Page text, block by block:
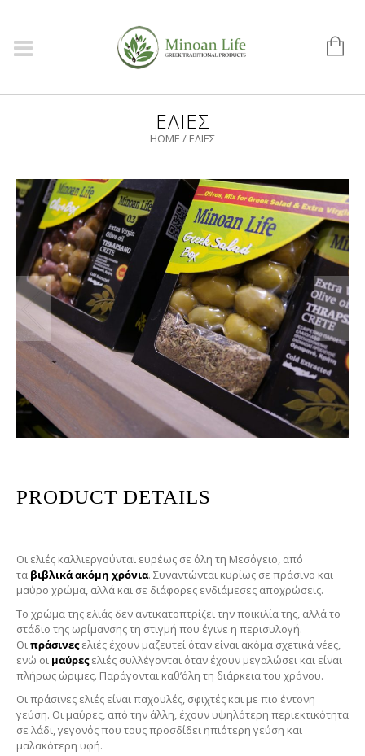
ΕΛΙΈΣ
HOME / ΕΛΙΈΣ
PRODUCT DETAILS
Οι ελιές καλλιεργούνται ευρέως σε όλη τη Μεσόγειο, από
τα βιβλικά ακόμη χρόνια. Συναντώνται κυρίως σε πράσινο και
μαύρο χρώμα, αλλά και σε διάφορες ενδιάμεσες αποχρώσεις.
Το χρώμα της ελιάς δεν αντικατοπτρίζει την ποικιλία της, αλλά το
στάδιο της ωρίμανσης τη στιγμή που έγινε η περισυλογή.
Οιπράσινεςελιές έχουν μαζευτεί όταν είναι ακόμα σχετικά νέες,
ενώ οι μαύρεςελιές συλλέγονται όταν έχουν μεγαλώσει και είναι
πλήρως ώριμες. Παράγονται καθ’όλη τη διάρκεια του χρόνου.
Οι πράσινες ελιές είναι παχουλές, σφιχτές και με πιο έντονη
γεύση. Οι μαύρες, από την άλλη, έχουν υψηλότερη περιεκτικότητα
σε λάδι, γεγονός που τους προσδίδει ηπιότερη γεύση και
μαλακότερη υφή.